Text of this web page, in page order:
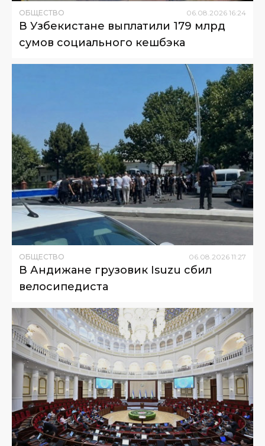
ОБЩЕСТВО 06.08.2026 16:24
В Узбекистане выплатили 179 млрд
сумов социального кешбэка
ОБЩЕСТВО 06.08.2026 11:27
В Андижане грузовик Isuzu сбил
велосипедиста